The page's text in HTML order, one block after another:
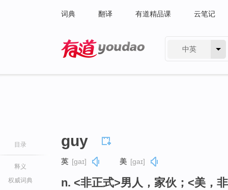
词典 翻译 有道精品课 云笔记
中英
目录
释义
权威词典
guy
英 [ɡaɪ] 美 [ɡaɪ]
n. <非正式>男人，家伙；<美，